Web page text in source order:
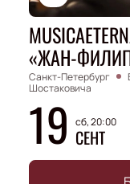
«ЖАН-
Санкт-Петербург
Шостаковича
19 сб, 20:00
СЕНТ